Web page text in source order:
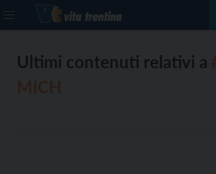
Ultimi contenuti relativi a